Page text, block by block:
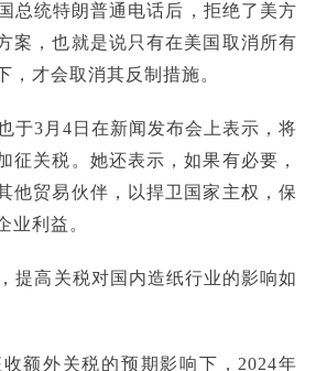
总统特朗普通电话后，拒绝了美方
案，也就是说只有在美国取消所有
，才会取消其反制措施。
于3月4日在新闻发布会上表示，将
征关税。她还表示，如果有必要，
他贸易伙伴，以捍卫国家主权，保
业利益。
提高关税对国内造纸行业的影响如
额外关税的预期影响下，2024年